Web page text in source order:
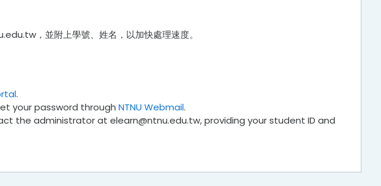
，並附上學號、姓名，以加快處理速度。
.
your password through NTNU Webmail.
the administrator at elearn@ntnu.edu.tw, providing your student ID and